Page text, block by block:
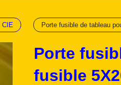
CIE Porte fusible de tableau
Porte
fusible